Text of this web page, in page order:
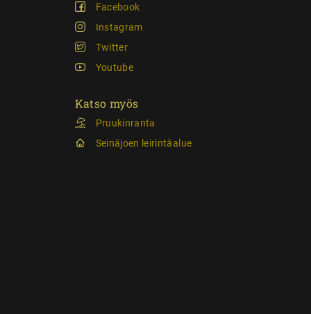
Facebook
Instagram
Twitter
Youtube
Katso myös
Pruukinranta
Seinäjoen leirintäalue